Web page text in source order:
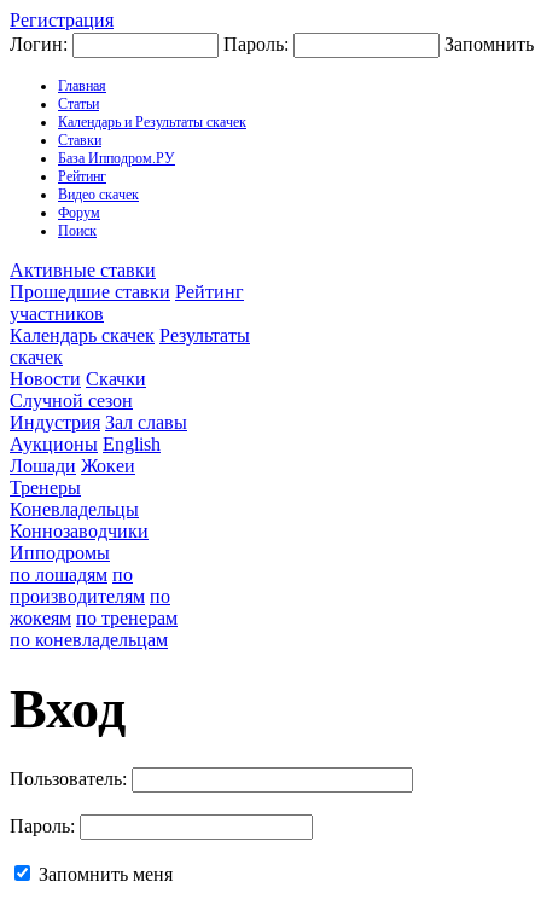
Регистрация
Логин:
Пароль: Запомнить
Главная
Статьи
Календарь и Результаты скачек
Ставки
База Ипподром.РУ
Рейтинг
Видео скачек
Форум
Поиск
Активные ставки
Прошедшие ставки Рейтинг
участников
Календарь скачек Результаты
скачек
Новости Скачки
Случной сезон
Индустрия Зал славы
Аукционы English
Лошади Жокеи
Тренеры
Коневладельцы
Коннозаводчики
Ипподромы
по лошадям по
производителям по
жокеям по тренерам
по коневладельцам
Вход
Пользователь:
Пароль:
Запомнить меня